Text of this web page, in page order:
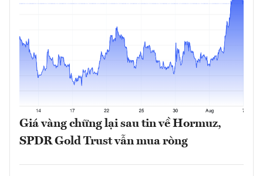
Giá vàng chững lại sau tin về Hormuz,
SPDR Gold Trust vẫn mua ròng